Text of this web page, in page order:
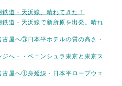
道・天浜線、晴れてきた！
道・天浜線で新所原を出発。晴れ
屋へ③日本平ホテルの質の高さ・
へ・・ペニンシュラ東京と東京ス
古屋へ①身延線・日本平ロープウエ